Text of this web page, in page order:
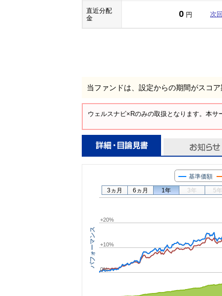
直近分配
金
0 円 次
当ファンドは、設定からの期間がスコ
ウェルスナビ×Rのみの取扱となります。本
パフォーマンス
基準価額
0%
+10%
+20%
3ヵ月 6ヵ月 1年 3年 5年